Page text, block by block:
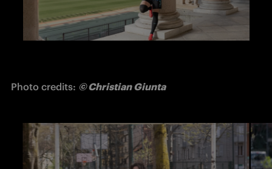
Photo credits: © Christian Giunta